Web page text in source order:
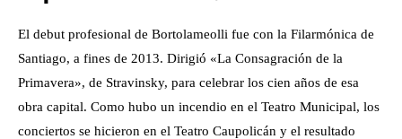
El debut profesional de Bortolameolli fue con la Filarmónica de
Santiago, a fines de 2013. Dirigió «La Consagración de la
Primavera», de Stravinsky, para celebrar los cien años de esa
obra capital. Como hubo un incendio en el Teatro Municipal, los
conciertos se hicieron en el Teatro Caupolicán y el resultado